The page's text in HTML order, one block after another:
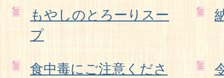
もやしのとろーりスー
プ
食中毒にご注意くださ